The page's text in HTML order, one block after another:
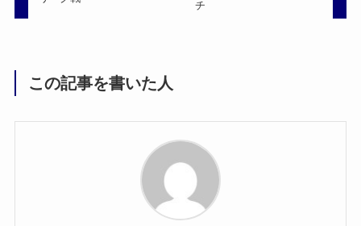
チ
この記事を書いた人